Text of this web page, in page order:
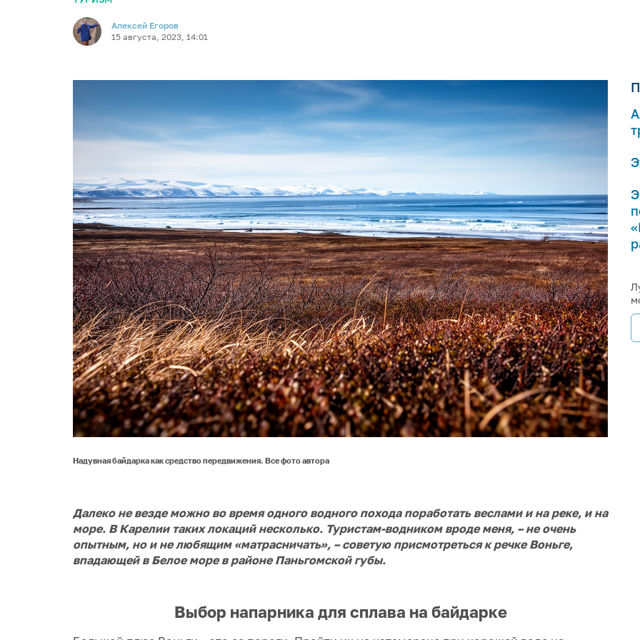
Алексей Егоров
15 августа, 2023, 14:01
Надувная байдарка как средство передвижения. Все фото автора
Далеко не везде можно во время одного водного похода поработать веслами и на реке, и на
море. В Карелии таких локаций несколько. Туристам-водником вроде меня, – не очень
опытным, но и не любящим «матрасничать», –советую присмотреться к речке Воньге,
впадающей в Белое море в районе Паньгомской губы.
Выбор напарника для сплава на байдарке